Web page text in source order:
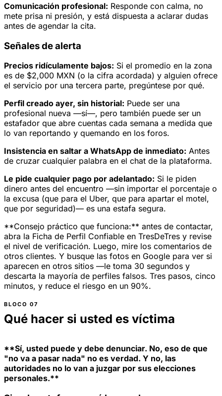
Comunicación profesional: Responde con calma, no
mete prisa ni presión, y está dispuesta a aclarar dudas
antes de agendar la cita.
Señales de alerta
Precios ridículamente bajos: Si el promedio en la zona
es de $2,000 MXN (o la cifra acordada) y alguien ofrece
el servicio por una tercera parte, pregúntese por qué.
Perfil creado ayer, sin historial: Puede ser una
profesional nueva —sí—, pero también puede ser un
estafador que abre cuentas cada semana a medida que
lo van reportando y quemando en los foros.
Insistencia en saltar a WhatsApp de inmediato: Antes
de cruzar cualquier palabra en el chat de la plataforma.
Le pide cualquier pago por adelantado: Si le piden
dinero antes del encuentro —sin importar el porcentaje o
la excusa (que para el Uber, que para apartar el motel,
que por seguridad)— es una estafa segura.
**Consejo práctico que funciona:** antes de contactar,
abra la Ficha de Perfil Confiable en TresDeTres y revise
el nivel de verificación. Luego, mire los comentarios de
otros clientes. Y busque las fotos en Google para ver si
aparecen en otros sitios —le toma 30 segundos y
descarta la mayoría de perfiles falsos. Tres pasos, cinco
minutos, y reduce el riesgo en un 90%.
Qué hacer si usted es víctima
**Sí, usted puede y debe denunciar. No, eso de que
"no va a pasar nada" no es verdad. Y no, las
autoridades no lo van a juzgar por sus elecciones
personales.**